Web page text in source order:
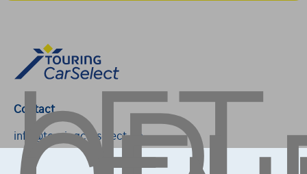
Contact
info@touringcarselect.be
Koning Albert II-laan 4, B12